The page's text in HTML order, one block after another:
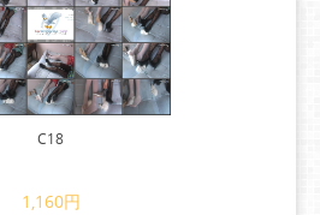
C18
1,160円